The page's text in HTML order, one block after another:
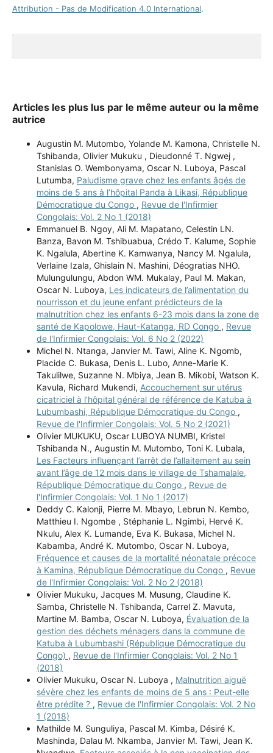
Attribution - Pas de Modification 4.0 International.
Articles les plus lus par le même auteur ou la même
autrice
Augustin M. Mutombo, Yolande M. Kamona, Christelle N.
Tshibanda, Olivier Mukuku , Dieudonné T. Ngwej ,
Stanislas O. Wembonyama, Oscar N. Luboya, Pascal
Lutumba, Paludisme grave chez les enfants âgés de
moins de 5 ans à l’hôpital Panda à Likasi, République
Démocratique du Congo , Revue de l'Infirmier
Congolais: Vol. 2 No 1 (2018)
Emmanuel B. Ngoy, Ali M. Mapatano, Celestin LN.
Banza, Bavon M. Tshibuabua, Crédo T. Kalume, Sophie
K. Ngalula, Abertine K. Kamwanya, Nancy M. Ngalula,
Verlaine Izala, Ghislain N. Mashini, Déogratias NHO.
Mulungulungu, Abdon WM. Mukalay, Paul M. Makan,
Oscar N. Luboya, Les indicateurs de l’alimentation du
nourrisson et du jeune enfant prédicteurs de la
malnutrition chez les enfants 6-23 mois dans la zone de
santé de Kapolowe, Haut-Katanga, RD Congo , Revue
de l'Infirmier Congolais: Vol. 6 No 2 (2022)
Michel N. Ntanga, Janvier M. Tawi, Aline K. Ngomb,
Placide C. Bukasa, Denis L. Lubo, Anne-Marie K.
Takulilwe, Suzanne N. Mbiya, Jean B. Mikobi, Watson K.
Kavula, Richard Mukendi, Accouchement sur utérus
cicatriciel à l’hôpital général de référence de Katuba à
Lubumbashi, République Démocratique du Congo ,
Revue de l'Infirmier Congolais: Vol. 5 No 2 (2021)
Olivier MUKUKU, Oscar LUBOYA NUMBI, Kristel
Tshibanda N., Augustin M. Mutombo, Toni K. Lubala,
Les Facteurs influençant l’arrêt de l’allaitement au sein
avant l’âge de 12 mois dans le village de Tshamalale,
République Démocratique du Congo , Revue de
l'Infirmier Congolais: Vol. 1 No 1 (2017)
Deddy C. Kalonji, Pierre M. Mbayo, Lebrun N. Kembo,
Matthieu I. Ngombe , Stéphanie L. Ngimbi, Hervé K.
Nkulu, Alex K. Lumande, Eva K. Bukasa, Michel N.
Kabamba, André K. Mutombo, Oscar N. Luboya,
Fréquence et causes de la mortalité néonatale précoce
à Kamina, République Démocratique du Congo , Revue
de l'Infirmier Congolais: Vol. 2 No 2 (2018)
Olivier Mukuku, Jacques M. Musung, Claudine K.
Samba, Christelle N. Tshibanda, Carrel Z. Mavuta,
Martine M. Bamba, Oscar N. Luboya, Évaluation de la
gestion des déchets ménagers dans la commune de
Katuba à Lubumbashi (République Démocratique du
Congo) , Revue de l'Infirmier Congolais: Vol. 2 No 1
(2018)
Olivier Mukuku, Oscar N. Luboya , Malnutrition aiguë
sévère chez les enfants de moins de 5 ans : Peut-elle
être prédite ? , Revue de l'Infirmier Congolais: Vol. 2 No
1 (2018)
Mathilde M. Sunguliya, Pascal M. Kimba, Désiré K.
Mashinda, Dalau M. Nkamba, Janvier M. Tawi, Jean K.